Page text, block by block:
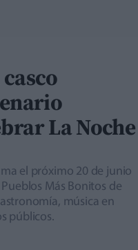
La Noche
el próximo 20 de junio
Más Bonitos de
música en
públicos.